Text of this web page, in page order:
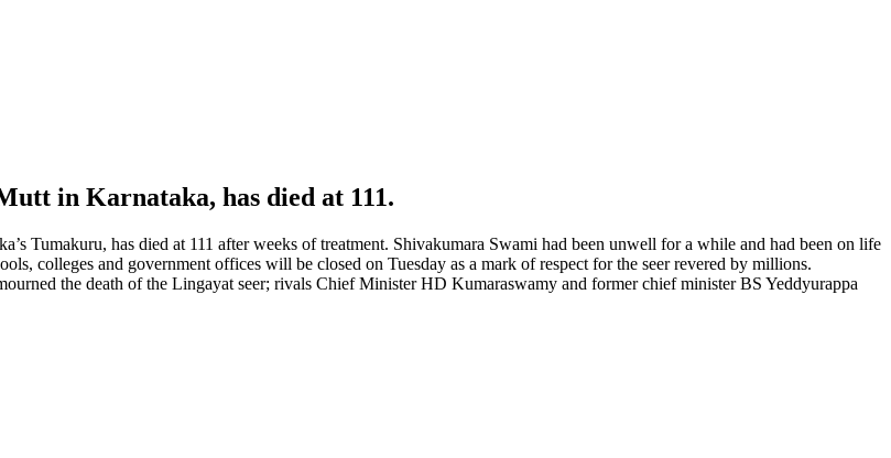
in Karnataka, has died at 111.
Tumakuru, has died at 111 after weeks of treatment. Shivakumara Swami had been unwell for a while and had been on life
colleges and government offices will be closed on Tuesday as a mark of respect for the seer revered by millions.
the death of the Lingayat seer; rivals Chief Minister HD Kumaraswamy and former chief minister BS Yeddyurappa